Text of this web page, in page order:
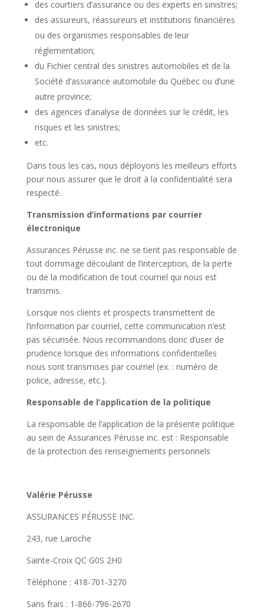
des courtiers d’assurance ou des experts en sinistres;
des assureurs, réassureurs et institutions financières
ou des organismes responsables de leur
réglementation;
du Fichier central des sinistres automobiles et de la
Société d’assurance automobile du Québec ou d’une
autre province;
des agences d’analyse de données sur le crédit, les
risques et les sinistres;
etc.
Dans tous les cas, nous déployons les meilleurs efforts
pour nous assurer que le droit à la confidentialité sera
respecté.
Transmission d’informations par courrier
électronique
Assurances Pérusse inc. ne se tient pas responsable de
tout dommage découlant de l’interception, de la perte
ou de la modification de tout courriel qui nous est
transmis.
Lorsque nos clients et prospects transmettent de
l’information par courriel, cette communication n’est
pas sécurisée. Nous recommandons donc d’user de
prudence lorsque des informations confidentielles
nous sont transmises par courriel (ex. : numéro de
police, adresse, etc.).
Responsable de l’application de la politique
La responsable de l’application de la présente politique
au sein de Assurances Pérusse inc. est : Responsable
de la protection des renseignements personnels
Valérie Pérusse
ASSURANCES PÉRUSSE INC.
243, rue Laroche
Sainte-Croix QC G0S 2H0
Téléphone : 418-701-3270
Sans frais : 1-866-796-2670